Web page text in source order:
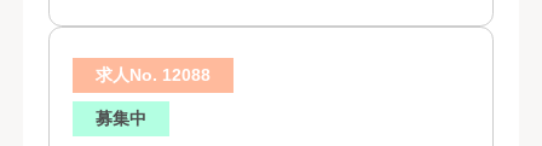
求人No. 12088
募集中